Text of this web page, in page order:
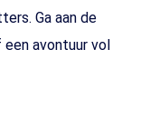
Ga aan de
avontuur vol